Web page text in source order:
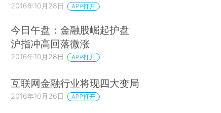
2016年10月28日 APP打开
今日午盘：金融股崛起护盘
沪指冲高回落微涨
2016年10月28日 APP打开
互联网金融行业将现四大变局
2016年10月26日 APP打开